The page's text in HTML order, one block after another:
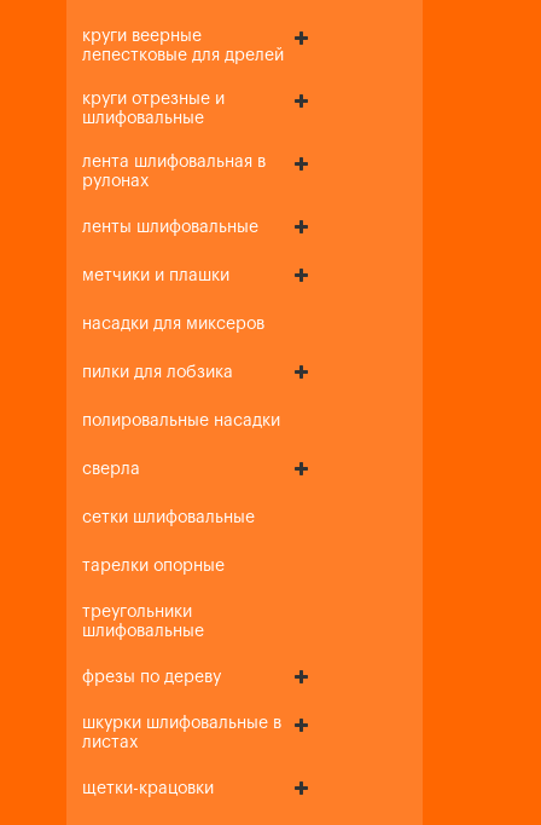
круги веерные
лепестковые для дрелей
круги отрезные и
шлифовальные
лента шлифовальная в
рулонах
ленты шлифовальные
метчики и плашки
насадки для миксеров
пилки для лобзика
полировальные насадки
сверла
сетки шлифовальные
тарелки опорные
треугольники
шлифовальные
фрезы по дереву
шкурки шлифовальные в
листах
щетки-крацовки